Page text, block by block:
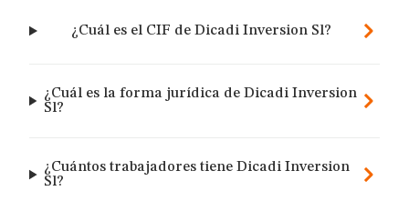
¿Cuál es el CIF de Dicadi Inversion Sl?
¿Cuál es la forma jurídica de Dicadi Inversion
Sl?
¿Cuántos trabajadores tiene Dicadi Inversion
Sl?